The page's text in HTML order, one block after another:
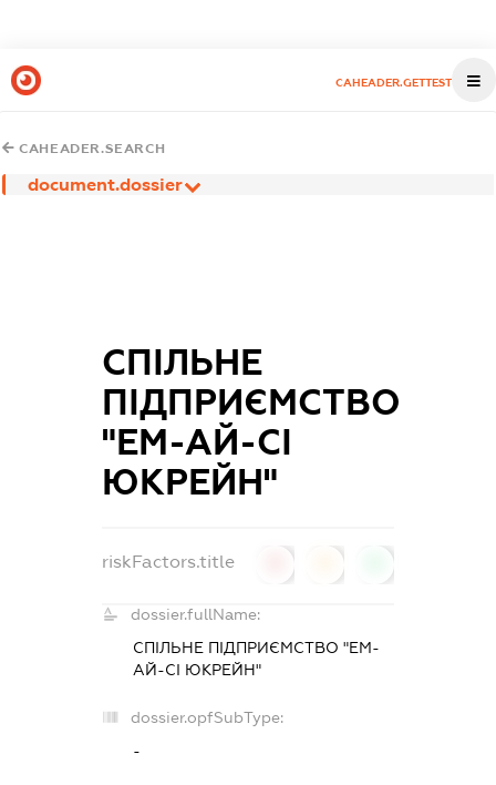
CAHEADER.GETTEST
CAHEADER.SEARCH
document.dossier
СПІЛЬНЕ
ПІДПРИЄМСТВО
"ЕМ-АЙ-СІ
ЮКРЕЙН"
riskFactors.title
dossier.fullName:
СПІЛЬНЕ ПІДПРИЄМСТВО "ЕМ-
АЙ-СІ ЮКРЕЙН"
dossier.opfSubType:
-